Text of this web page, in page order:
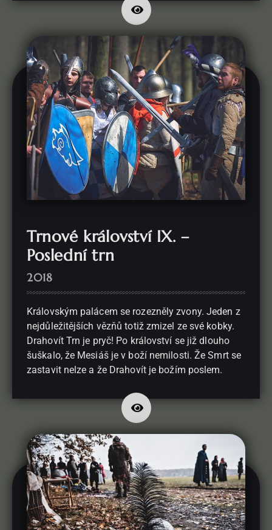
Trnové království IX. –
Poslední trn
2018
Královským palácem se rozezněly zvony. Jeden z
nejdůležitějších vězňů totiž zmizel ze své kobky.
Drahovít Trn je pryč! Po království se již dlouho
šuškalo, že Mesiáš je v boží nemilosti. Že Smrt se
zastavit nelze a že Drahovít je božím poslem.